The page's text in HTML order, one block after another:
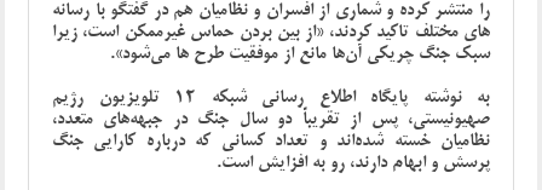
را منتشر کرده و شماری از افسران و نظامیان هم در گفتگو با رسانه
های مختلف تاکید کردند، «از بین بردن حماس غیرممکن است، زیرا
سبک جنگ چریکی آن‌ها مانع از موفقیت طرح ها می‌شود».
به نوشته پایگاه اطلاع رسانی شبکه 12 تلویزیون رژیم
صهیونیستی، پس از تقریباً دو سال جنگ در جبهه‌های متعدد،
نظامیان خسته شده‌اند و تعداد کسانی که درباره‌ کارایی جنگ
پرسش و ابهام دارند، رو به افزایش است.